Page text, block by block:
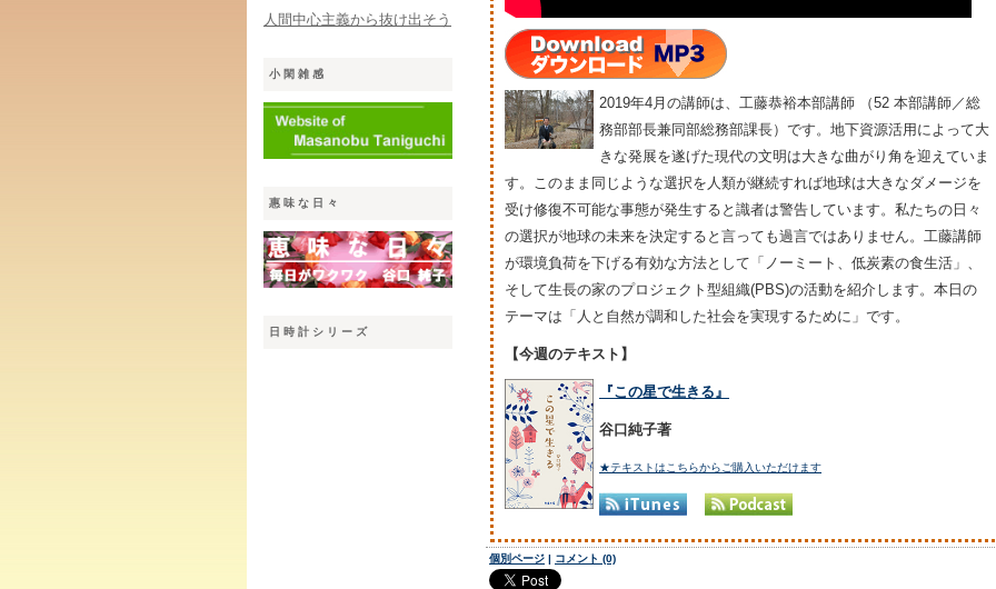
人間中心主義から抜け出そう
小閑雑感
惠味な日々
日時計シリーズ
2019年4月の講師は、工藤恭裕本部講師 （52 本部講師／総
務部部長兼同部総務部課長）です。地下資源活用によって大
きな発展を遂げた現代の文明は大きな曲がり角を迎えていま
す。このまま同じような選択を人類が継続すれば地球は大きなダメージを
受け修復不可能な事態が発生すると識者は警告しています。私たちの日々
の選択が地球の未来を決定すると言っても過言ではありません。工藤講師
が環境負荷を下げる有効な方法として「ノーミート、低炭素の食生活」、
そして生長の家のプロジェクト型組織(PBS)の活動を紹介します。本日の
テーマは「人と自然が調和した社会を実現するために」です。
【今週のテキスト】
『この星で生きる』
谷口純子著
★テキストはこちらからご購入いただけます
個別ページ | コメント (0)